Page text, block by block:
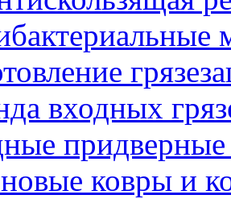
входных
ковры и